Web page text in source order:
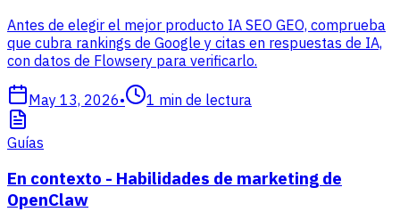
Antes de elegir el mejor producto IA SEO GEO, comprueba
que cubra rankings de Google y citas en respuestas de IA,
con datos de Flowsery para verificarlo.
May 13, 2026• 1 min de lectura
Guías
En contexto - Habilidades de marketing de
OpenClaw